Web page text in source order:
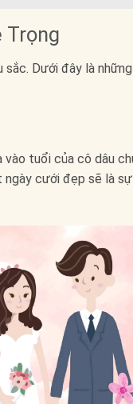
Trọng
Dưới đây là những
vào tuổi của cô dâu
ngày cưới đẹp sẽ là sự